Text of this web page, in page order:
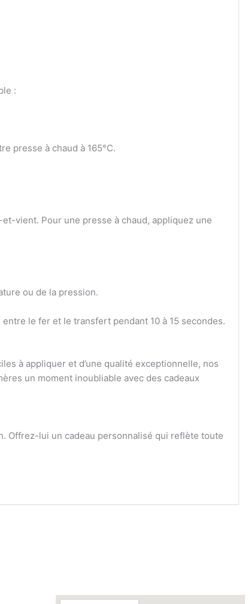
:
presse à chaud à 165°C.
vient. Pour une presse à chaud, appliquez une
ou de la pression.
le fer et le transfert pendant 10 à 15 secondes.
à appliquer et d’une qualité exceptionnelle, nos
un moment inoubliable avec des cadeaux
Offrez-lui un cadeau personnalisé qui reflète toute